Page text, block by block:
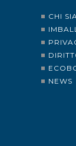
CHI
NEWS